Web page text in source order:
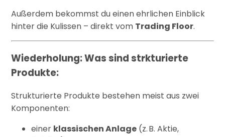
Außerdem bekommst du einen ehrlichen Einblick
hinter die Kulissen – direkt vom Trading Floor.
Wiederholung: Was sind strkturierte
Produkte:
Strukturierte Produkte bestehen meist aus zwei
Komponenten:
einer klassischen Anlage (z. B. Aktie,